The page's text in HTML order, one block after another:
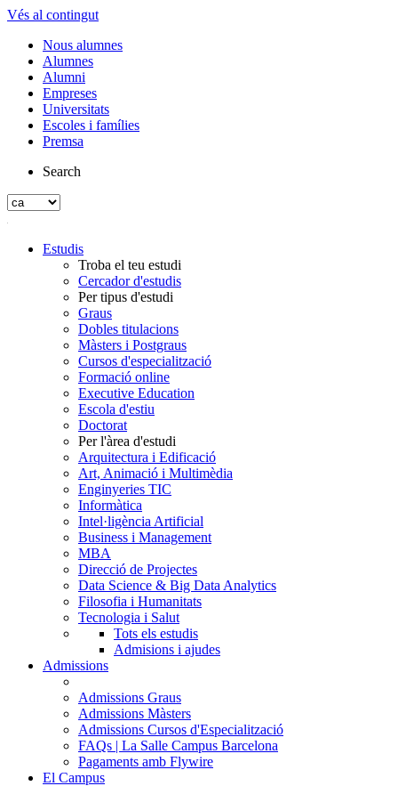
Vés al contingut
Nous alumnes
Alumnes
Alumni
Empreses
Universitats
Escoles i famílies
Premsa
Search
Estudis
Troba el teu estudi
Cercador d'estudis
Per tipus d'estudi
Graus
Dobles titulacions
Màsters i Postgraus
Cursos d'especialització
Formació online
Executive Education
Escola d'estiu
Doctorat
Per l'àrea d'estudi
Arquitectura i Edificació
Art, Animació i Multimèdia
Enginyeries TIC
Informàtica
Intel·ligència Artificial
Business i Management
MBA
Direcció de Projectes
Data Science & Big Data Analytics
Filosofia i Humanitats
Tecnologia i Salut
Tots els estudis
Admisions i ajudes
Admissions
Admissions Graus
Admissions Màsters
Admissions Cursos d'Especialització
FAQs | La Salle Campus Barcelona
Pagaments amb Flywire
El Campus